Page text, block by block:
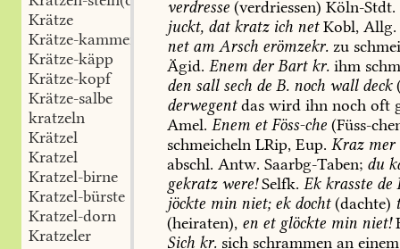
Krätze
Krätze-kammer
Krätze-käpp
Krätze-kopf
Krätze-salbe
kratzeln
Krätzel
Kratzel
Kratzel-birne
Kratzel-bürste
Kratzel-dorn
Kratzeler
verdresse (verdriessen) Köln-Stdt.
juckt, datkratzich net Kobl, Allg.
netam Arsch erömzekr. zu
Ägid. Enem derBartkr. ihm
den sallsech de B. noch walldeck
derwegentdas wird ihn noch oft
Amel. Enem etFöss-che (Füss-
schmeicheln LRip, Eup. Krazmer
abschl. Antw. Saarbg-Taben; du
gekratzwere!Selfk. Ekkrasste de
jöckte min niet;ekdocht(dachte)
(heiraten), en etglöckte min niet!
Sich kr. sich schrammen an einem